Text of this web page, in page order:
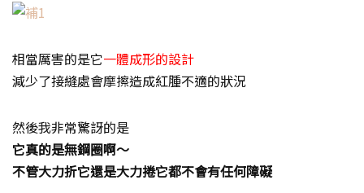
相當厲害的是它一體成形的設計
減少了接縫處會摩擦造成紅腫不適的狀況
然後我非常驚訝的是
它真的是無鋼圈啊～
不管大力折它還是大力捲它都不會有任何障礙